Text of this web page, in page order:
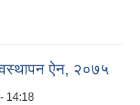
ऐन, २०७५
14:18